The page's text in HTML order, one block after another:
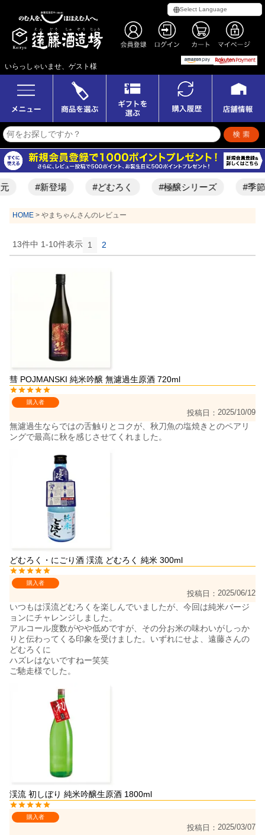
いらっしゃいませ、ゲスト様
#新登場 #どむろく #極醸シリーズ #季節
HOME やまちゃんさんのレビュー
13件中 1-10件表示 1 2
彗 POJMANSKI 純米吟醸 無濾過生原酒 720ml
購入者
投稿日 2025/10/09
無濾過生ならではの舌触りとコクが、秋刀魚の塩焼きとのペアリ
ングで最高に秋を感じさせてくれました。
どむろく・にごり酒 渓流 どむろく 純米 300ml
購入者
投稿日 2025/06/12
いつもは渓流どむろくを楽しんでいましたが、今回は純米バージ
ョンにチャレンジしました。
アルコール度数がやや低めですが、その分お米の味わいがしっか
りと伝わってくる印象を受けました。いずれにせよ、遠藤さんの
どむろくに
ハズレはないですねー笑笑
ご馳走様でした。
渓流 初しぼり 純米吟醸生原酒 1800ml
購入者
投稿日 2025/03/07